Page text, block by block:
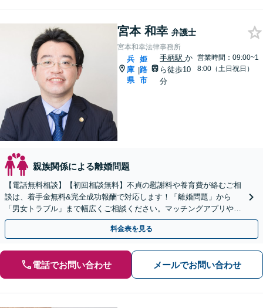
宮本 和幸 弁護士
宮本和幸法律事務所
兵
庫
県
|
姫
路
市
手柄駅か
ら徒歩10
分
営業時間：09:00~1
8:00（土日祝日）
親族関係による離婚問題
【電話無料相談】【初回相談無料】不貞の慰謝料や養育費が絡むご相
談は、着手金無料&完全成功報酬で対応します！「離婚問題」から
「男女トラブル」まで幅広くご相談ください。マッチングアプリやネ
ット関連のトラブルにも対応できます【弁護士一人体制】
料金表を見る
電話でお問い合わせ メールでお問い合わせ